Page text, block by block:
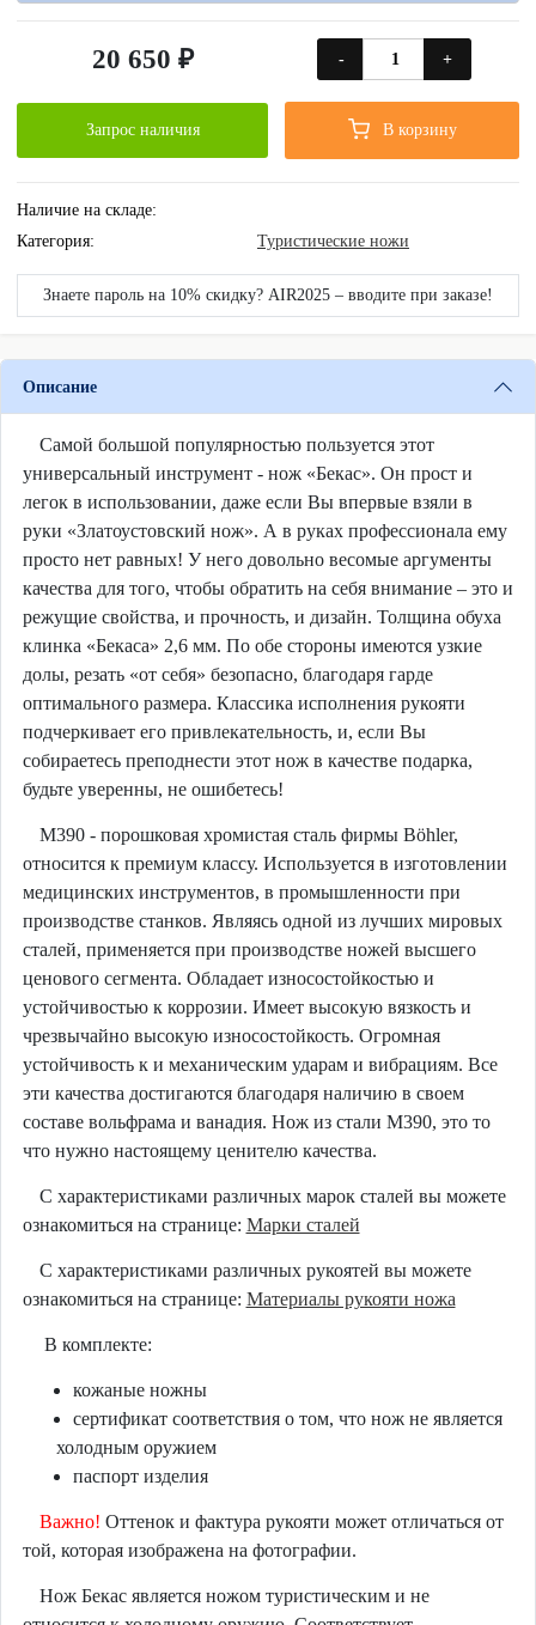
20 650 ₽ - +
Запрос наличия В корзину
Наличие на складе:
Категория:
Туристические ножи
Знаете пароль на 10% скидку? AIR2025 – вводите при заказе!
Описание
Самой большой популярностью пользуется этот
универсальный инструмент - нож «Бекас». Он прост и
легок в использовании, даже если Вы впервые взяли в
руки «Златоустовский нож». А в руках профессионала ему
просто нет равных! У него довольно весомые аргументы
качества для того, чтобы обратить на себя внимание – это и
режущие свойства, и прочность, и дизайн. Толщина обуха
клинка «Бекаса» 2,6 мм. По обе стороны имеются узкие
долы, резать «от себя» безопасно, благодаря гарде
оптимального размера. Классика исполнения рукояти
подчеркивает его привлекательность, и, если Вы
собираетесь преподнести этот нож в качестве подарка,
будьте уверенны, не ошибетесь!
М390 - порошковая хромистая сталь фирмы Böhler,
относится к премиум классу. Используется в изготовлении
медицинских инструментов, в промышленности при
производстве станков. Являясь одной из лучших мировых
сталей, применяется при производстве ножей высшего
ценового сегмента. Обладает износостойкостью и
устойчивостью к коррозии. Имеет высокую вязкость и
чрезвычайно высокую износостойкость. Огромная
устойчивость к и механическим ударам и вибрациям. Все
эти качества достигаются благодаря наличию в своем
составе вольфрама и ванадия. Нож из стали М390, это то
что нужно настоящему ценителю качества.
С характеристиками различных марок сталей вы можете
ознакомиться на странице: Марки сталей
С характеристиками различных рукоятей вы можете
ознакомиться на странице: Материалы рукояти ножа
В комплекте:
кожаные ножны
сертификат соответствия о том, что нож не является
холодным оружием
паспорт изделия
Важно! Оттенок и фактура рукояти может отличаться от
той, которая изображена на фотографии.
Нож Бекас является ножом туристическим и не